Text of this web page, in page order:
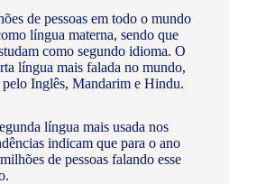
de pessoas em todo o mundo
língua materna, sendo que
como segundo idioma. O
língua mais falada no mundo,
pelo Inglês, Mandarim e Hindu.
língua mais usada nos
indicam que para o ano
de pessoas falando esse